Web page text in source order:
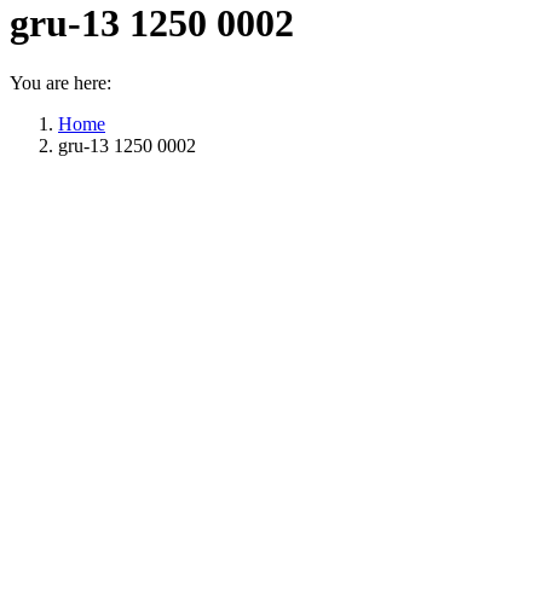
gru-13 1250 0002
You are here:
Home
gru-13 1250 0002